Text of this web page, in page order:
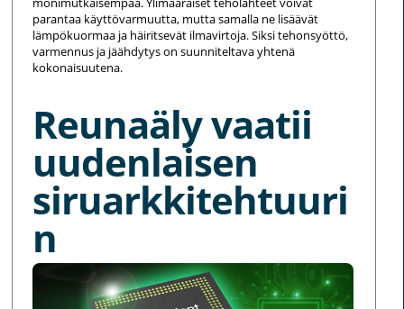
parantaa käyttövarmuutta, mutta samalla ne lisäävät
lämpökuormaa ja häiritsevät ilmavirtoja. Siksi tehonsyöttö,
varmennus ja jäähdytys on suunniteltava yhtenä
kokonaisuutena.
Reunaäly vaatii
uudenlaisen
siruarkkitehtuuri
n